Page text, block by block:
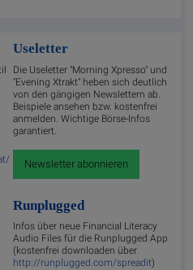
Useletter
Die Useletter "Morning Xpresso" und
"Evening Xtrakt" heben sich deutlich
von den gängigen Newslettern ab.
Beispiele ansehen bzw. kostenfrei
anmelden. Wichtige Börse-Infos
garantiert.
Newsletter abonnieren
Runplugged
Infos über neue Financial Literacy
Audio Files für die Runplugged App
(kostenfrei downloaden über
http://runplugged.com/spreadit)